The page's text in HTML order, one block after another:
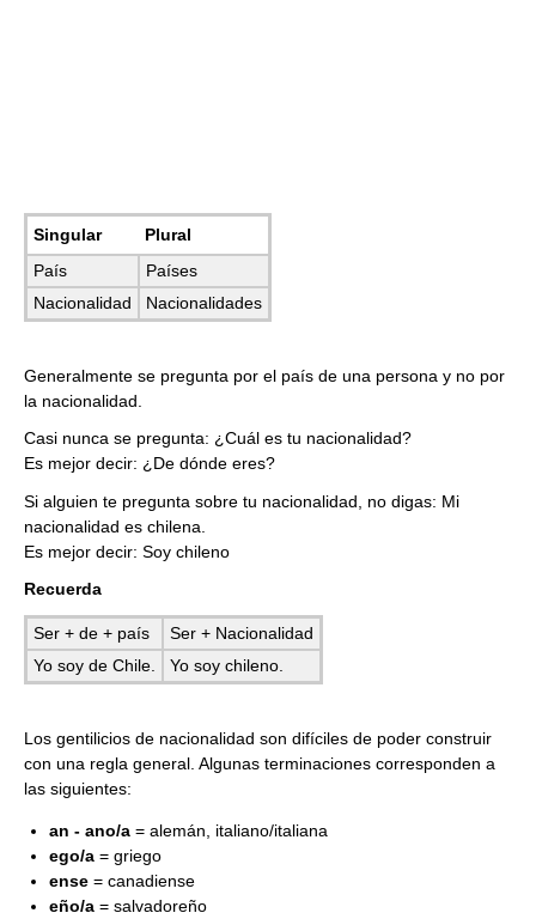
Singular
Plural
País
Países
Nacionalidad
Nacionalidades
Generalmente se pregunta por el país de una persona y no por
la nacionalidad.
Casi nunca se pregunta: ¿Cuál es tu nacionalidad?
Es mejor decir: ¿De dónde eres?
Si alguien te pregunta sobre tu nacionalidad, no digas: Mi
nacionalidad es chilena.
Es mejor decir: Soy chileno
Recuerda
Ser + de + país
Ser + Nacionalidad
Yo soy de Chile.
Yo soy chileno.
Los gentilicios de nacionalidad son difíciles de poder construir
con una regla general. Algunas terminaciones corresponden a
las siguientes:
an - ano/a = alemán, italiano/italiana
ego/a = griego
ense = canadiense
eño/a = salvadoreño